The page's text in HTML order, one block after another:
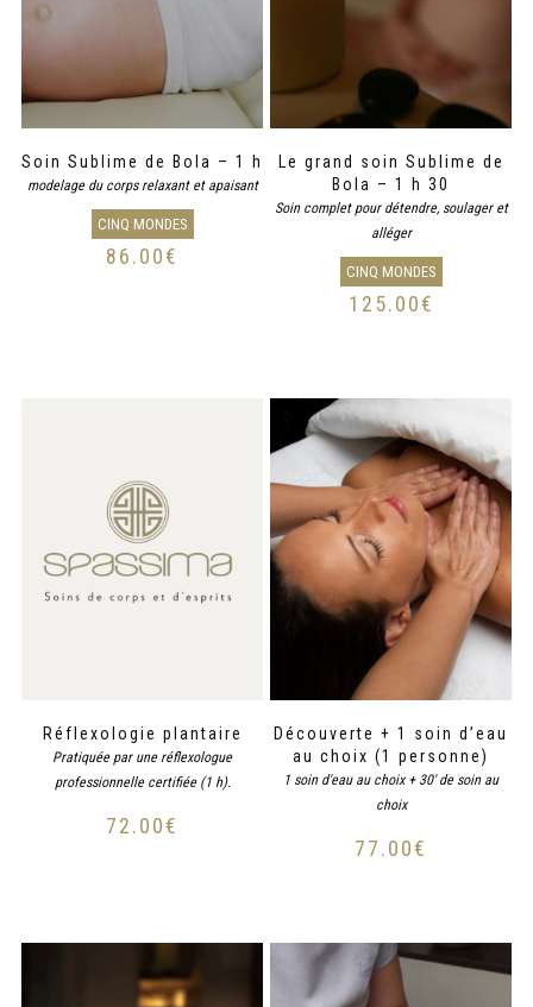
Soin Sublime de Bola – 1 h
modelage du corps relaxant et apaisant
CINQ MONDES
86.00€
Le grand soin Sublime de
Bola – 1 h 30
Soin complet pour détendre, soulager et
alléger
CINQ MONDES
125.00€
Réflexologie plantaire
Pratiquée par une réflexologue
professionnelle certifiée (1 h).
72.00€
Découverte + 1 soin d’eau
au choix (1 personne)
1 soin d'eau au choix + 30' de soin au
choix
77.00€